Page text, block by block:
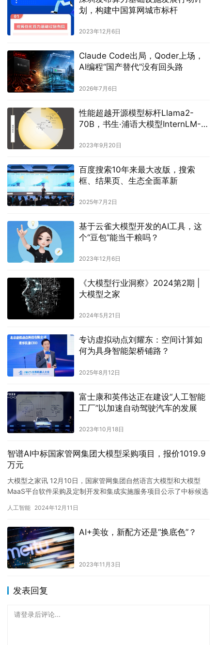
划，构建中国算网城市标杆
2023年12月6日
Claude Code出局，Qoder上场，
AI编程“国产替代”没有回头路
2026年7月6日
性能超越开源模型标杆Llama2-
70B，书生·浦语大模型InternLM-
2023年9月20日
百度搜索10年来最大改版，搜索
框、结果页、生态全面革新
2025年7月2日
基于云雀大模型开发的AI工具，这
个“豆包”能当干粮吗？
2023年12月6日
《大模型行业洞察》2024第2期 |
大模型之家
2024年5月21日
专访虚拟动点刘耀东：空间计算如
何为具身智能架桥铺路？
2025年8月12日
富士康和英伟达正在建设“人工智能
工厂”以加速自动驾驶汽车的发展
2023年10月18日
智谱AI中标国家管网集团大模型采购项目，报价1019.9
万元
大模型之家讯 12月10日，国家管网集团自然语言大模型和大模型
MaaS平台软件采购及定制开发和集成实施服务项目公示了中标候选
人工智能 2024年12月11日
AI+美妆，新配方还是“换底色”？
2023年11月3日
发表回复
请登录后评论...